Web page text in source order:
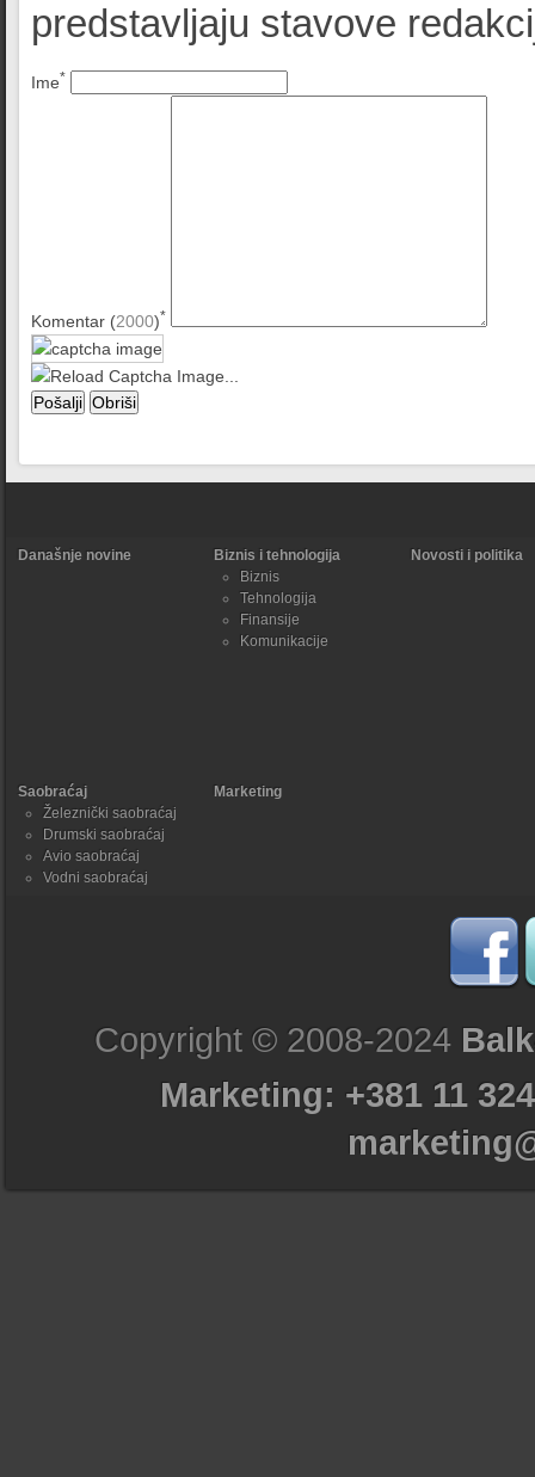
predstavljaju stavove
Ime*
Komentar (2000)*
Današnje novine
Biznis i tehnologija
Biznis
Tehnologija
Finansije
Komunikacije
Novosti i politika
Saobraćaj
Železnički saobraćaj
Drumski saobraćaj
Avio saobraćaj
Vodni saobraćaj
Marketing
Copyright © 2008-2024
Marketing: +381 11